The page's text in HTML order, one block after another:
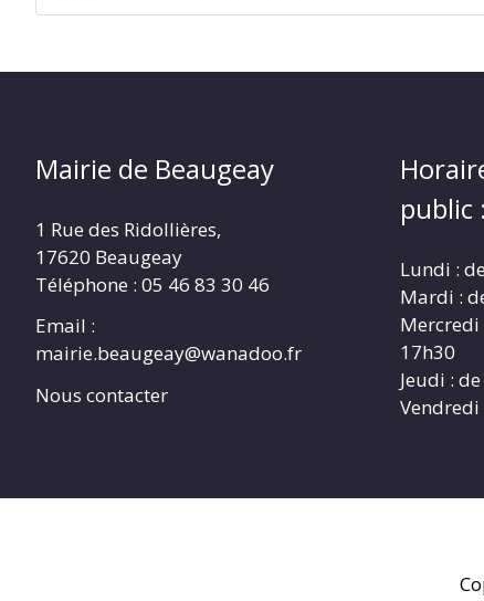
Mairie de Beaugeay
1 Rue des Ridollières,
17620 Beaugeay
Téléphone : 05 46 83 30 46
Email :
mairie.beaugeay@wanadoo.fr
Nous contacter
public :
Lundi :
Mardi :
Mercredi
17h30
Jeudi :
Vendredi